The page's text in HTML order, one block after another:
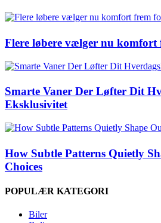
Flere løbere vælger nu
Smarte Vaner Der Løfter Dit
Eksklusivitet
How Subtle Patterns Quietly
Choices
POPULÆR KATEGORI
Biler